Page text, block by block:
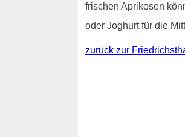
frischen Aprikosen
oder Joghurt für die
zurück zur